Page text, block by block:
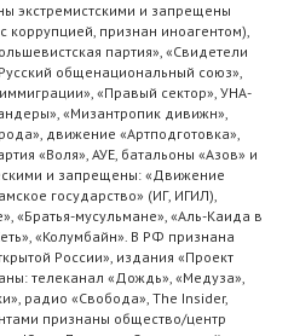
экстремистскими и запрещены
признан иноагентом),
партия», «Свидетели
общенациональный союз»,
«Правый сектор», УНА-
«Мизантропик дивижн»,
движение «Артподготовка»,
«Воля», АУЕ, батальоны «Азов» и
и запрещены: «Движение
государство» (ИГ, ИГИЛ),
«Братья-мусульмане», «Аль-Каида в
«Колумбайн». В РФ признана
России», издания «Проект
телеканал «Дождь», «Медуза»,
радио «Свобода», The Insider,
признаны общество/центр